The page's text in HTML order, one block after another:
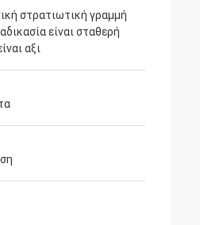
στρατιωτική γραμμή
είναι σταθερή
αξι